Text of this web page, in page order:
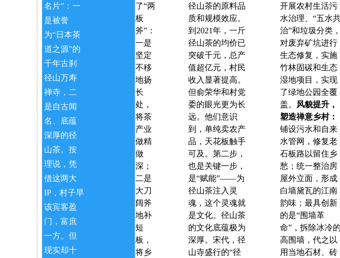
名片”：一
是被誉
为“日本茶
道之源”的
千年古刹
径山万寿
禅寺，二
是自古闻
名、底蕴
深厚的径
山茶。按
理说，凭
借这两大
IP，村子早
该宾客盈
门，富庶
一方。但
现实却十
了“两
板
斧”：
一是
坚定
不移
地扬
长
处，
将茶
产业
做精
做
深；
二是
大刀
阔斧
地补
短
板，
将乡
径山茶的原料品
质和规模效应。
到2021年，一斤
径山茶的均价已
突破千元，总产
值超亿元，村民
收入显著提高。
但俞荣华和村党
委的眼光更为长
远。他们意识
到，单纯卖农产
品，天花板触手
可及。第二步，
也是关键一步，
是“赋能”——为
径山茶注入灵
魂，这个灵魂就
是文化。 径山茶
的文化底蕴极为
深厚。宋代，径
山寺盛行的“径
开展农村生活污
水治理、“五水
治”和垃圾分类，
对废弃矿坑进行
生态修复，实施
竹林固碳和生态
湿地项目，实现
了绿地公园全覆
盖。 风貌提升，
塑造禅意乡村：
铺设污水和自来
水管网，修复老
石板路以留住乡
愁；统一整治房
屋外立面，形成
白墙黛瓦的江南
韵味；最具创新
的是“围墙革
命”，拆除冰冷的
高围墙，代之以
用当地石材、砖